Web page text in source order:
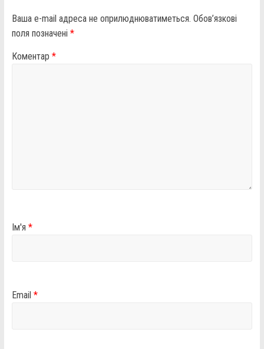
Ваша e-mail адреса не оприлюднюватиметься. Обов’язкові
поля позначені *
Коментар *
Ім'я *
Email *